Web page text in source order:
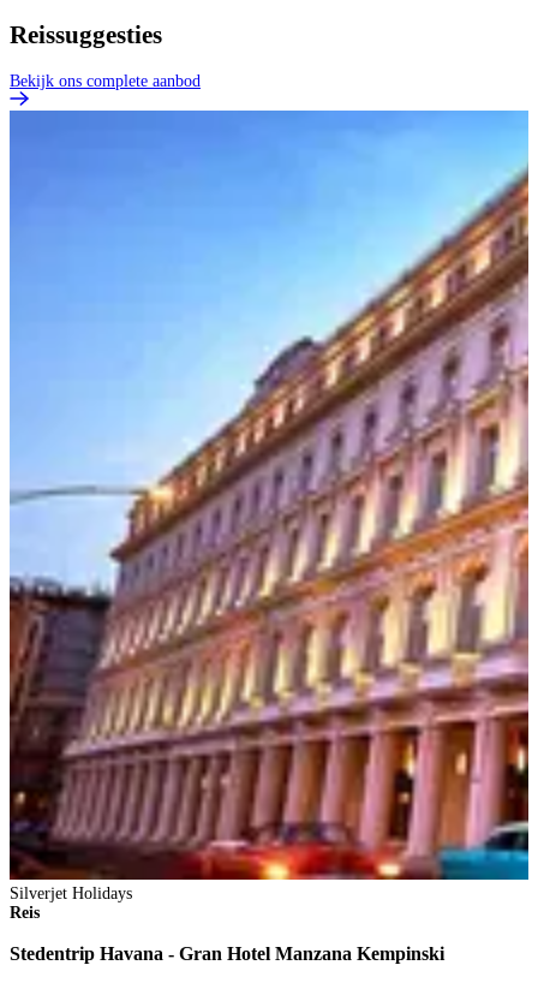
Reissuggesties
Bekijk ons complete aanbod
Silverjet Holidays
Reis
Stedentrip Havana - Gran Hotel Manzana Kempinski